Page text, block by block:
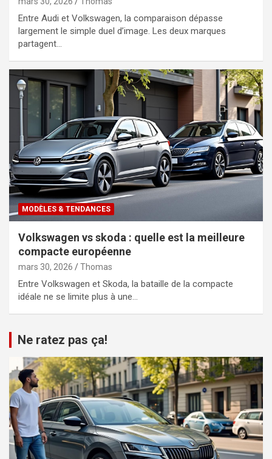
Entre Audi et Volkswagen, la comparaison dépasse
largement le simple duel d’image. Les deux marques
partagent…
MODÈLES & TENDANCES
Volkswagen vs skoda : quelle est la meilleure
compacte européenne
mars 30, 2026 Thomas
Entre Volkswagen et Skoda, la bataille de la compacte
idéale ne se limite plus à une…
Ne ratez pas ça!